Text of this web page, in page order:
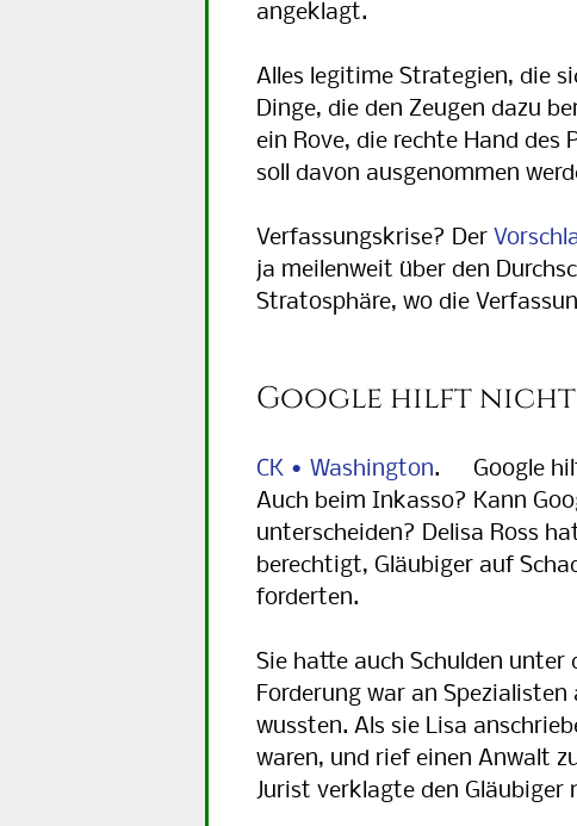
angeklagt.
Alles legitime Strategien, die
Dinge, die den Zeugen dazu
ein Rove, die rechte Hand des
soll davon ausgenommen
Verfassungskrise? Der
ja meilenweit über den
Stratosphäre, wo die
Google hilft nicht
CK • Washington. Google
Auch beim Inkasso? Kann
unterscheiden? Delisa Ross
berechtigt, Gläubiger auf
forderten.
Sie hatte auch Schulden unter
Forderung war an
wussten. Als sie Lisa
waren, und rief einen Anwalt
Jurist verklagte den Gläubiger